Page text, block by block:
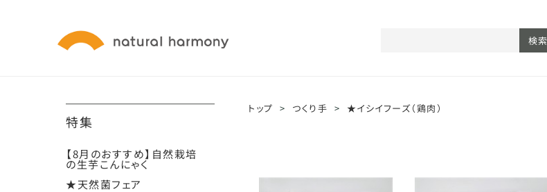
検索
特集
【8月のおすすめ】自然栽培
の生芋こんにゃく
★天然菌フェア
トップ > つくり手 > ★イシイフーズ（鶏肉）